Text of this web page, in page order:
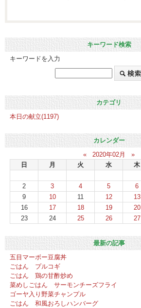
キーワード検索
キーワードを入力
カテゴリ
本日の献立(1197)
カレンダー
«
2020年02月
»
日
月 火 水 木
2
3 4 5 6
9
10 11 12 13
16
17 18 19 20
23
24 25 26 27
最新の記事
五目マーボー豆腐丼
ごはん プルコギ
ごはん 鶏の甘酢炒め
菜めしごはん サーモンチーズフライ
ゴーヤ入り野菜チャンプル
ごはん 和風おろしハンバーグ